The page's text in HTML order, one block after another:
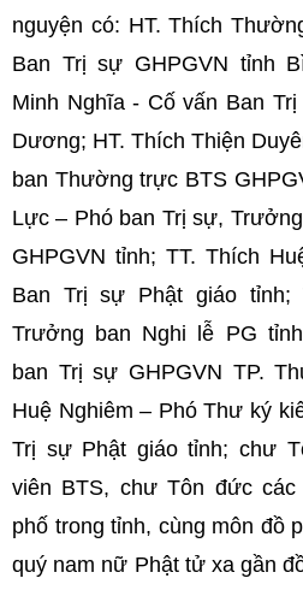
nguyện có: HT. Thích
Ban Trị sự GHPGVN tỉnh
Minh Nghĩa - Cố vấn Ban
Dương; HT. Thích Thiện
ban Thường trực BTS
Lực – Phó ban Trị sự,
GHPGVN tỉnh; TT. Thích
Ban Trị sự Phật giáo
Trưởng ban Nghi lễ PG
ban Trị sự GHPGVN TP.
Huệ Nghiêm – Phó Thư ký
Trị sự Phật giáo tỉnh; chư
viên BTS, chư Tôn đức các
phố trong tỉnh, cùng môn đồ
quý nam nữ Phật tử xa gần